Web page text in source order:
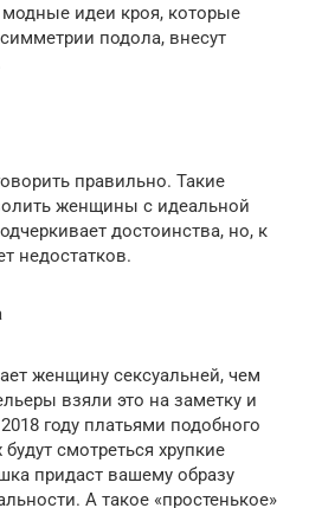
идеи кроя, которые
подола, внесут
правильно. Такие
женщины с идеальной
достоинства, но, к
недостатков.
женщину сексуальней, чем
взяли это на заметку и
году платьями подобного
смотреться хрупкие
придаст вашему образу
А такое «простенькое»